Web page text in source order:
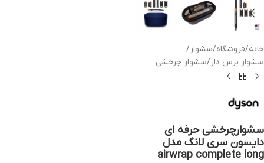
خانه/فروشگاه/سشوار/
سشوار برس دار/سشوار چرخشی
سشوارچرخشی حرفه ای
دایسون سری لانگ مدل
airwrap complete long